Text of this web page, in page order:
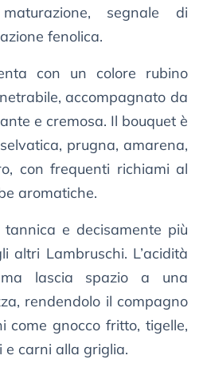
segnale di
fenolica.
con un colore rubino
accompagnato da
e cremosa. Il bouquet è
prugna, amarena,
con frequenti richiami al
aromatiche.
e decisamente più
altri Lambruschi. L’acidità
lascia spazio a una
rendendolo il compagno
come gnocco fritto, tigelle,
e carni alla griglia.